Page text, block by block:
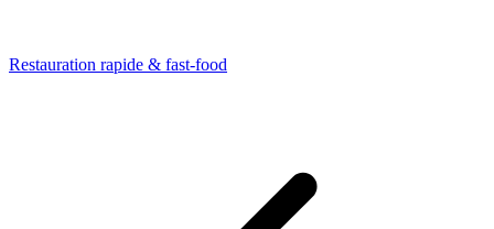
Restauration rapide & fast-food